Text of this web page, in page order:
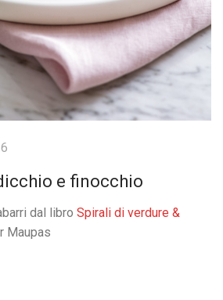
e finocchio
dal libroSpirali di verdure &
Maupas